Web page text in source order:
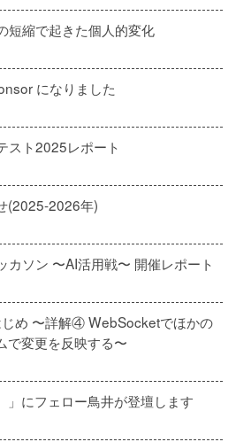
短縮で起きた個人的変化
になりました
スト2025レポート
(2025-2026年)
カソン 〜AI活用戦〜 開催レポート
じめ 〜詳解④ WebSocketでほかの
で変更を反映する〜
」にフェロー鳥井が登壇します